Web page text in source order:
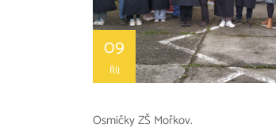
09
ŘÍJ
Osmičky ZŠ Mořkov.